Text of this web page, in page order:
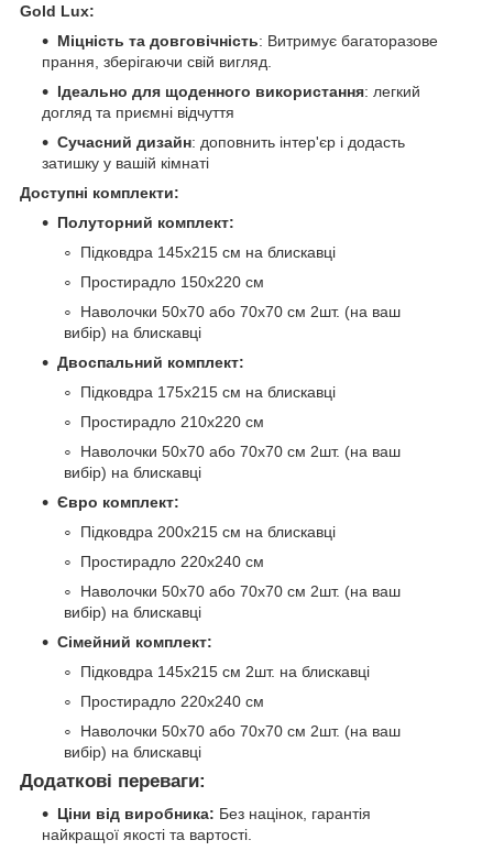
Gold Lux:
Міцність та довговічність: Витримує багаторазове
прання, зберігаючи свій вигляд.
Ідеально для щоденного використання: легкий
догляд та приємні відчуття
Сучасний дизайн: доповнить інтер'єр і додасть
затишку у вашій кімнаті
Доступні комплекти:
Полуторний комплект:
Підковдра 145х215 см на блискавці
Простирадло 150х220 см
Наволочки 50х70 або 70х70 см 2шт. (на ваш
вибір) на блискавці
Двоспальний комплект:
Підковдра 175х215 см на блискавці
Простирадло 210х220 см
Наволочки 50х70 або 70х70 см 2шт. (на ваш
вибір) на блискавці
Євро комплект:
Підковдра 200х215 см на блискавці
Простирадло 220х240 см
Наволочки 50х70 або 70х70 см 2шт. (на ваш
вибір) на блискавці
Сімейний комплект:
Підковдра 145х215 см 2шт. на блискавці
Простирадло 220х240 см
Наволочки 50х70 або 70х70 см 2шт. (на ваш
вибір) на блискавці
Додаткові переваги:
Ціни від виробника: Без націнок, гарантія
найкращої якості та вартості.